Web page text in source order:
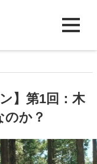
】第1回：木
か？